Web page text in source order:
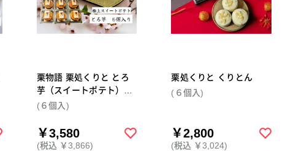
栗物語 栗処くりと とろ
芋（スイートポテト）6
個セット
(６個入)
￥3,580
(税込 ￥3,866)
栗処くりと くりとん
(６個入)
￥2,800
(税込 ￥3,024)